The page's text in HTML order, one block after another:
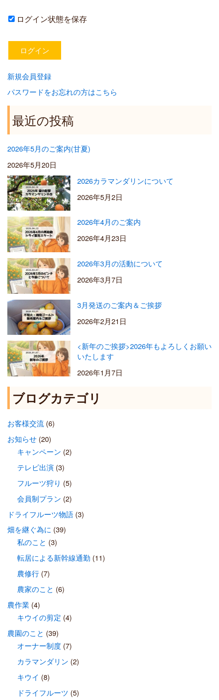
ログイン状態を保存
新規会員登録
パスワードをお忘れの方はこちら
最近の投稿
2026年5月のご案内(甘夏)
2026年5月20日
2026カラマンダリンについて
2026年5月2日
2026年4月のご案内
2026年4月23日
2026年3月の活動について
2026年3月7日
3月発送のご案内＆ご挨拶
2026年2月21日
<新年のご挨拶>2026年もよろしくお願い
いたします
2026年1月7日
ブログカテゴリ
お客様交流(6)
お知らせ(20)
キャンペーン (2)
テレビ出演(3)
フルーツ狩り (5)
会員制プラン (2)
ドライフルーツ物語(3)
畑を継ぐ為に (39)
私のこと (3)
転居による新幹線通勤 (11)
農修行(7)
農家のこと (6)
農作業 (4)
キウイの剪定 (4)
農園のこと (39)
オーナー制度(7)
カラマンダリン (2)
キウイ (8)
ドライフルーツ (5)